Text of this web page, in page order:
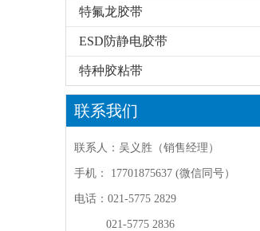
特氟龙胶带
ESD防静电胶带
特种胶粘带
联系我们
联系人：吴义胜（销售经理）
手机： 17701875637 (微信同号）
电话：021-5775 2829
021-5775 2836